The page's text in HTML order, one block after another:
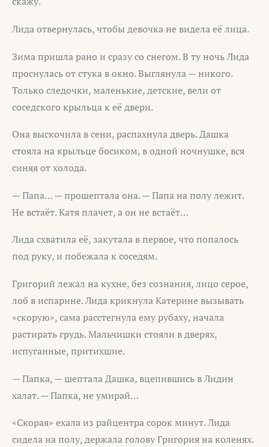
Лида отвернулась, чтобы девочка не видела её лица.
Зима пришла рано и сразу со снегом. В ту ночь Лида
проснулась от стука в окно. Выглянула — никого.
Только следочки, маленькие, детские, вели от
соседского крыльца к её двери.
Она выскочила в сени, распахнула дверь. Дашка
стояла на крыльце босиком, в одной ночнушке, вся
синяя от холода.
— Папа… — прошептала она. — Папа на полу лежит.
Не встаёт. Катя плачет, а он не встаёт…
Лида схватила её, закутала в первое, что попалось
под руку, и побежала к соседям.
Григорий лежал на кухне, без сознания, лицо серое,
лоб в испарине. Лида крикнула Катерине вызывать
«скорую», сама расстегнула ему рубаху, начала
растирать грудь. Мальчишки стояли в дверях,
испуганные, притихшие.
— Папка, — шептала Дашка, вцепившись в Лидин
халат. — Папка, не умирай…
«Скорая» ехала из райцентра сорок минут. Лида
сидела на полу, держала голову Григория на коленях.